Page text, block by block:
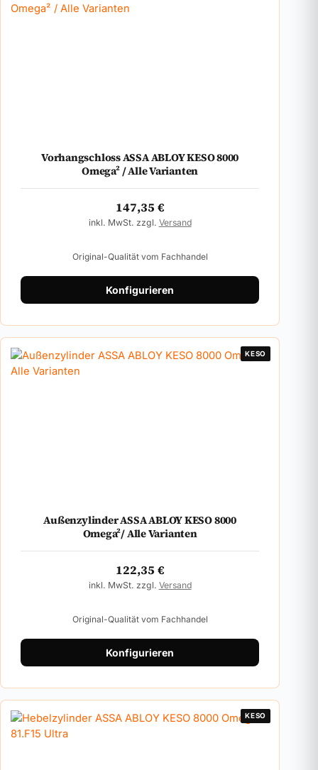
Vorhangschloss ASSA ABLOY KESO 8000
Omega² / Alle Varianten
147,35 €
inkl. MwSt. zzgl. Versand
Original-Qualität vom Fachhandel
Konfigurieren
KESO
Außenzylinder ASSA ABLOY KESO 8000
Omega²/ Alle Varianten
122,35 €
inkl. MwSt. zzgl. Versand
Original-Qualität vom Fachhandel
Konfigurieren
KESO